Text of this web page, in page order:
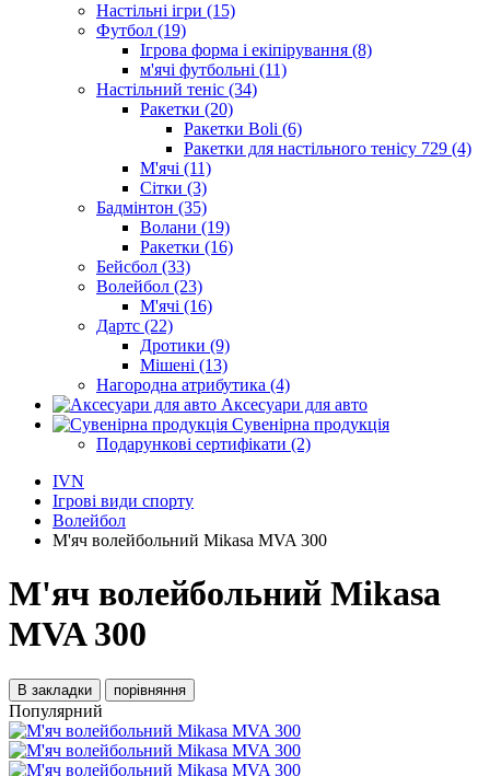
Настільні ігри (15)
Футбол (19)
Ігрова форма і екіпірування (8)
м'ячі футбольні (11)
Настільний теніс (34)
Ракетки (20)
Ракетки Boli (6)
Ракетки для настільного тенісу 729 (4)
М'ячі (11)
Сітки (3)
Бадмінтон (35)
Волани (19)
Ракетки (16)
Бейсбол (33)
Волейбол (23)
М'ячі (16)
Дартс (22)
Дротики (9)
Мішені (13)
Нагородна атрибутика (4)
Аксесуари для авто
Сувенірна продукція
Подарункові сертифікати (2)
IVN
Ігрові види спорту
Волейбол
М'яч волейбольний Mikasa MVA 300
М'яч волейбольний Mikasa
MVA 300
В закладки порівняння
Популярний